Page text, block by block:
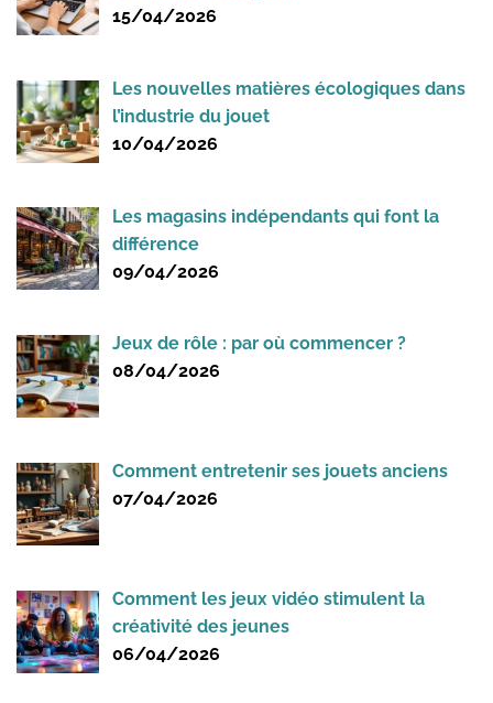
15/04/2026
Les nouvelles matières écologiques dans
l’industrie du jouet
10/04/2026
Les magasins indépendants qui font la
différence
09/04/2026
Jeux de rôle : par où commencer ?
08/04/2026
Comment entretenir ses jouets anciens
07/04/2026
Comment les jeux vidéo stimulent la
créativité des jeunes
06/04/2026